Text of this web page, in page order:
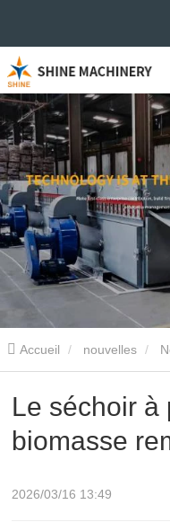
Accueil nouvelles
placage à biomasse
Le séchoir à
biomasse
2026/03/16 13:49